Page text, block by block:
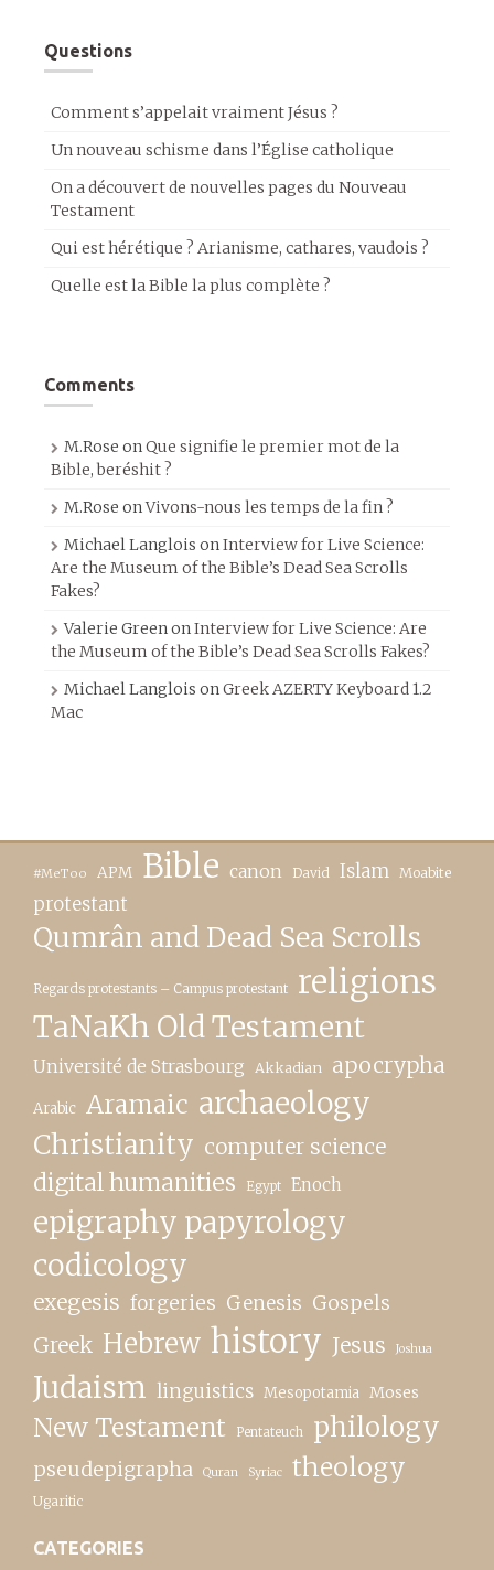
Questions
Comment s’appelait vraiment Jésus ?
Un nouveau schisme dans l’Église catholique
On a découvert de nouvelles pages du Nouveau
Testament
Qui est hérétique ? Arianisme, cathares, vaudois ?
Quelle est la Bible la plus complète ?
Comments
M.Rose onQue signifie le premier mot de la
Bible, beréshit ?
M.Rose onVivons-nous les temps de la fin ?
Michael Langlois onInterview for Live Science:
Are the Museum of the Bible’s Dead Sea Scrolls
Fakes?
Valerie GreenonInterview for Live Science: Are
the Museum of the Bible’s Dead Sea Scrolls Fakes?
Michael Langlois onGreek AZERTY Keyboard 1.2
Mac
#MeToo APM Bible canon David Islam Moabite
protestant
Qumrân and Dead Sea Scrolls
Regards protestants – Campus protestant religions
TaNaKh Old Testament
Université de Strasbourg Akkadian apocrypha
Arabic Aramaic archaeology
Christianity computer science
digital humanities Egypt Enoch
epigraphy papyrology
codicology
exegesis forgeries Genesis Gospels
Greek Hebrew history Jesus Joshua
Judaism linguistics Mesopotamia Moses
New Testament Pentateuch philology
pseudepigrapha Quran Syriac theology
Ugaritic
CATEGORIES